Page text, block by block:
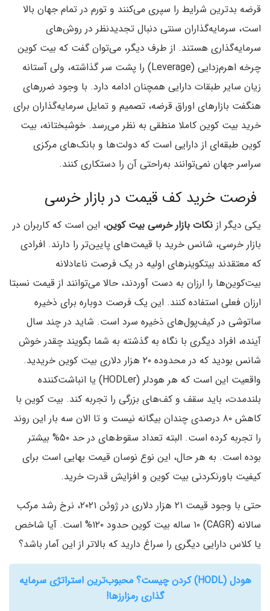
قرضه بدترین شرایط را سپری می‌کنند و تورم در تمام جهان بالا
است، سرمایه‌گذاران سنتی دنبال تجدید‌نظر در روش‌های
سرمایه‌گذاری هستند. از طرف دیگر، می‌توان گفت که بیت ‌کوین
چرخه اهرم‌زدایی (Leverage) را پشت سر گذاشته، ولی آستانه
زیان سایر طبقات دارایی همچنان ادامه دارد. با وجود ضرر‌های
هنگفت بازارهای اوراق قرضه، تصمیم و تمایل سرمایه‌گذاران برای
خرید بیت کوین کاملا منطقی به نظر می‌رسد. خوشبختانه، بیت
کوین طبقه‌ای از دارایی است که دولت‌ها و بانک‌های مرکزی
سراسر جهان نمی‌توانند به‌راحتی آن را دستکاری کنند.
فرصت خرید کف قیمت در بازار خرسی
یکی دیگر از نکات بازار خرسی بیت کوین، این است که کاربران در
بازار خرسی، شانس خرید با قیمت‌های پایین‌تر را دارند. افرادی
که معتقدند بیتکوینرهای اولیه در یک فرصت ناعادلانه
بیت‌کوین‌ها را ارزان به دست آوردند، حالا می‌توانند از قیمت نسبتا
ارزان فعلی استفاده کنند. این یک فرصت دوباره برای ذخیره
ساتوشی در کیف‌پول‌های ذخیره سرد است. شاید در چند سال
آینده، افراد دیگری با نگاه به گذشته به شما بگویند چقدر خوش
شانس بودید که در محدوده ۲۰ هزار دلاری بیت کوین خریدید.
واقعیت این است که هر هودلر (HODLer) یا انباشت‌کننده
بلندمدت، باید سقف و کف‌های بزرگی را تجربه کند. بیت کوین با
کاهش ۸۰ درصدی چندان بیگانه نیست و تا الان سه بار این روند
را تجربه کرده است. البته تعداد سقوط‌های در حد ۵۰% بیشتر
بوده است. به هر حال، این نوع نوسان قیمت بهایی است برای
کیفیت باورنکردنی بیت کوین و افزایش قدرت خرید.
حتی با وجود قیمت ۲۱ هزار دلاری در ژوئن ۲۰۲۱، نرخ رشد مرکب
سالانه (CAGR) ۱۰ ساله بیت کوین حدود ۱۲۰% است. آیا شاخص
یا کلاس دارایی دیگری را سراغ دارید که بالاتر از این آمار باشد؟
هودل (HODL) کردن چیست؟ محبوب‌ترین استراتژی سرمایه
گذاری رمزارزها!